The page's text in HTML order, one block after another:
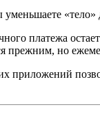
платежа
прежним, но
приложений